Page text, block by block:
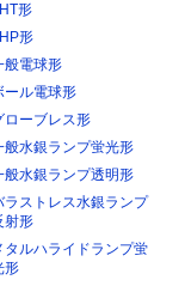
形
形
般電球形
ール電球形
ローブレス形
般水銀ランプ蛍光形
般水銀ランプ透明形
ラストレス水銀ランプ
射形
タルハライドランプ蛍
形